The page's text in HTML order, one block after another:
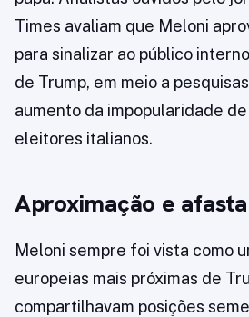
Times avaliam que Meloni
para sinalizar ao público
de Trump, em meio a
aumento da impopularidade
eleitores italianos.
Aproximação e
Meloni sempre foi vista como
europeias mais próximas de
compartilhavam posições